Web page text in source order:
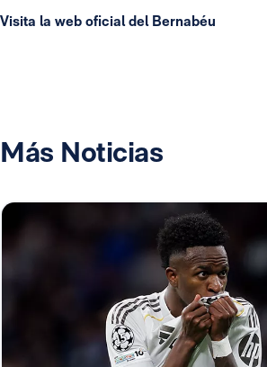
Visita la web oficial del Bernabéu
Más Noticias